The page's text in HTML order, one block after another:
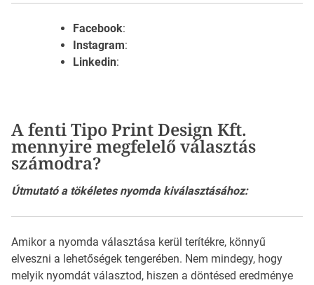
Facebook:
Instagram:
Linkedin:
A fenti Tipo Print Design Kft.
mennyire megfelelő választás
számodra?
Útmutató a tökéletes nyomda kiválasztásához:
Amikor a nyomda választása kerül terítékre, könnyű
elveszni a lehetőségek tengerében. Nem mindegy, hogy
melyik nyomdát választod, hiszen a döntésed eredménye